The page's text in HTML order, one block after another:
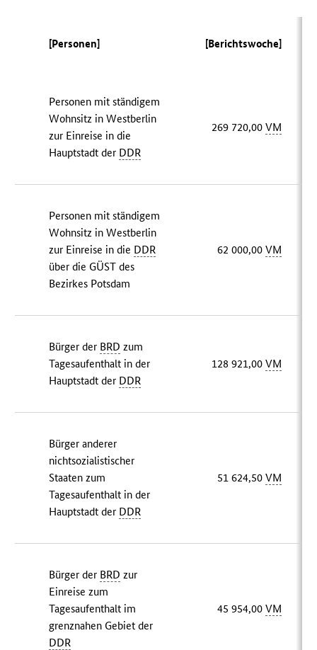
[Personen] [Berichtswoche]
Personen mit ständigem
Wohnsitz in Westberlin
zur Einreise in die
Hauptstadt der DDR
269 720,00VM
Personen mit ständigem
Wohnsitz in Westberlin
zur Einreise in die DDR
über die GÜST des
Bezirkes Potsdam
62 000,00VM
Bürger der BRD zum
Tagesaufenthalt in der
Hauptstadt der DDR
128 921,00VM
Bürger anderer
nichtsozialistischer
Staaten zum
Tagesaufenthalt in der
Hauptstadt der DDR
51 624,50VM
Bürger der BRD zur
Einreise zum
Tagesaufenthalt im
grenznahen Gebiet der
DDR
45 954,00VM